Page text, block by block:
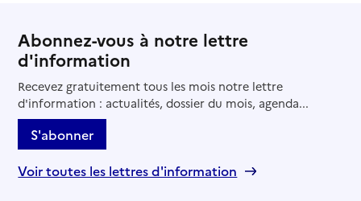
Abonnez-vous à notre lettre
d'information
Recevez gratuitement tous les mois notre lettre
d'information : actualités, dossier du mois, agenda...
S'abonner
Voir toutes les lettres d'information